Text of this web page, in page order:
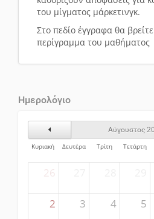
του μίγματος μάρκετινγκ.
Στο πεδίο έγγραφα θα
περίγραμμα του μαθήματος
Ημερολόγιο
Προηγούμενος ΜήναςΑύγουστος
Κυριακή
Δευτέρα Τρίτη Τετάρτη
26
2 3 4 5